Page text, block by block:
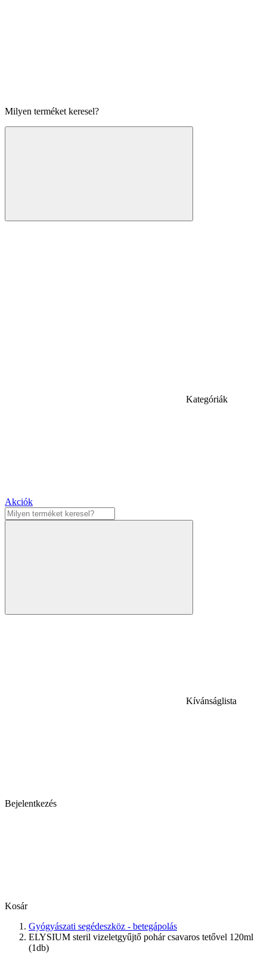
Milyen terméket keresel?
Kategóriák
Akciók
Kívánságlista
Bejelentkezés
Kosár
Gyógyászati segédeszköz - betegápolás
ELYSIUM steril vizeletgyűjtő pohár csavaros tetővel 120ml
(1db)